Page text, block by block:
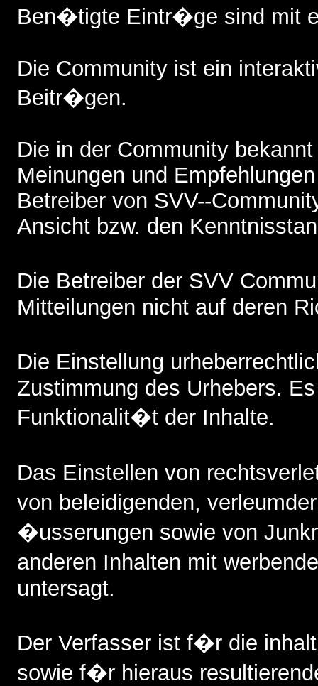
Ben�tigte Eintr�ge sind mit
Die Community ist ein
Beitr�gen.
Die in der Community
Meinungen und
Betreiber von SVV--
Ansicht bzw. den
Die Betreiber der SVV
Mitteilungen nicht auf deren
Die Einstellung
Zustimmung des Urhebers.
Funktionalit�t der Inhalte.
Das Einstellen von
von beleidigenden,
�usserungen sowie von
anderen Inhalten mit
untersagt.
Der Verfasser ist f�r die
sowie f�r hieraus